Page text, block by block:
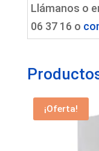
Llámanos o
06 37 16 o
¡Oferta!